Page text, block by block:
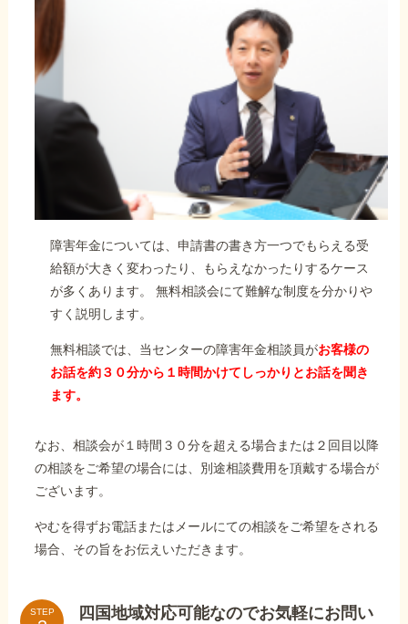
障害年金については、申請書の書き方一つでもらえる受
給額が大きく変わったり、もらえなかったりするケース
が多くあります。 無料相談会にて難解な制度を分かりや
すく説明します。
無料相談では、当センターの障害年金相談員がお客様の
お話を約３０分から１時間かけてしっかりとお話を聞き
ます。
なお、相談会が１時間３０分を超える場合または２回目以降
の相談をご希望の場合には、別途相談費用を頂戴する場合が
ございます。
やむを得ずお電話またはメールにての相談をご希望をされる
場合、その旨をお伝えいただきます。
STEP
四国地域対応可能なのでお気軽にお問い